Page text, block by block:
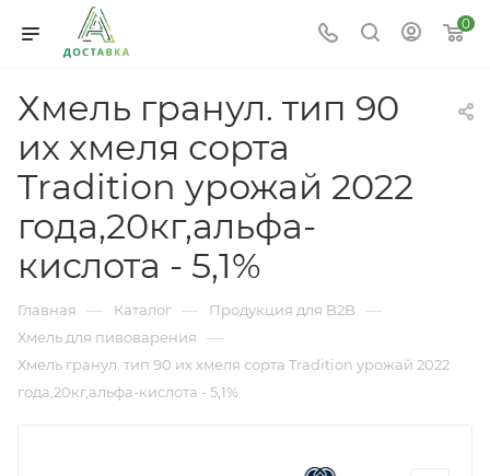
0
Хмель гранул. тип 90
их хмеля сорта
Tradition урожай 2022
года,20кг,альфа-
кислота - 5,1%
Главная — Каталог — Продукция для B2B —
Хмель для пивоварения —
Хмель гранул. тип 90 их хмеля сорта Tradition урожай 2022
года,20кг,альфа-кислота - 5,1%